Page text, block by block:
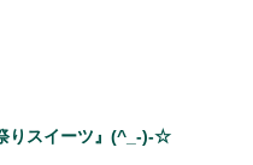
りスイーツ』(^_-)-☆